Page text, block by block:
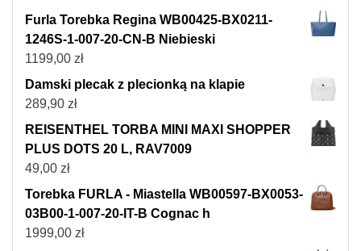
Furla Torebka Regina WB00425-BX0211-
1246S-1-007-20-CN-B Niebieski
1199,00 zł
Damski plecak z plecionką na klapie
289,90 zł
REISENTHEL TORBA MINI MAXI SHOPPER
PLUS DOTS 20 L, RAV7009
49,00 zł
Torebka FURLA - Miastella WB00597-BX0053-
03B00-1-007-20-IT-B Cognac h
1999,00 zł